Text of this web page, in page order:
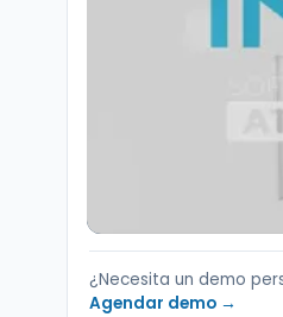
¿Necesita un demo
Agendar demo →